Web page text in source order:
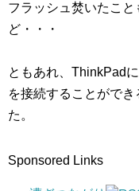
フラッシュ焚いたこ
ど・・・
ともあれ、ThinkPad
を接続することがで
た。
Sponsored Links